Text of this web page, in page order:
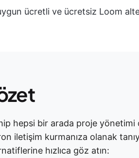
ücretli ve ücretsiz Loom
hepsi bir arada proje yönetimi
iletişim kurmanıza olanak
hızlıca göz atın: